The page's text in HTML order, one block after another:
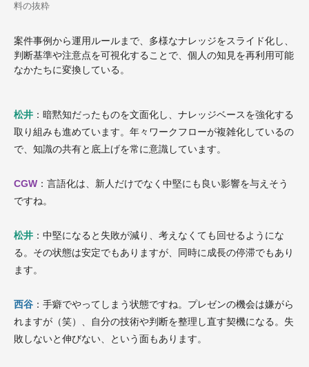
料の抜粋
案件事例から運用ルールまで、多様なナレッジをスライド化し、
判断基準や注意点を可視化することで、個人の知見を再利用可能
なかたちに変換している。
松井 ：暗黙知だったものを文面化し、ナレッジベースを強化する
取り組みも進めています。年々ワークフローが複雑化しているの
で、知識の共有と底上げを常に意識しています。
CGW ：言語化は、新人だけでなく中堅にも良い影響を与えそう
ですね。
松井 ：中堅になると失敗が減り、考えなくても回せるようにな
る。その状態は安定でもありますが、同時に成長の停滞でもあり
ます。
西谷 ：手癖でやってしまう状態ですね。プレゼンの機会は嫌がら
れますが（笑）、自分の技術や判断を整理し直す契機になる。失
敗しないと伸びない、という面もあります。